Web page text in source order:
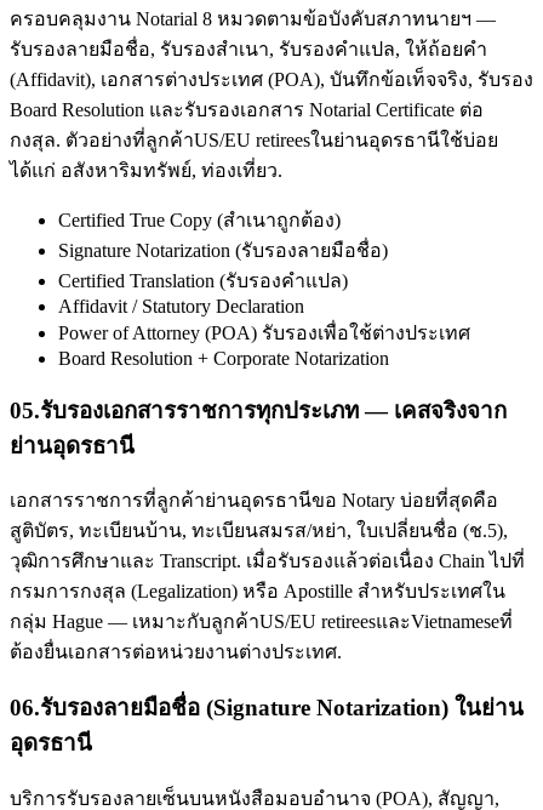
ครอบคลุมงาน Notarial 8 หมวดตามข้อบังคับสภาทนายฯ —
รับรองลายมือชื่อ, รับรองสำเนา, รับรองคำแปล, ให้ถ้อยคำ
(Affidavit), เอกสารต่างประเทศ (POA), บันทึกข้อเท็จจริง, รับรอง
Board Resolution และรับรองเอกสาร Notarial Certificate ต่อ
กงสุล. ตัวอย่างที่ลูกค้าUS/EU retireesในย่านอุดรธานีใช้บ่อย
ได้แก่ อสังหาริมทรัพย์, ท่องเที่ยว.
Certified True Copy (สำเนาถูกต้อง)
Signature Notarization (รับรองลายมือชื่อ)
Certified Translation (รับรองคำแปล)
Affidavit / Statutory Declaration
Power of Attorney (POA) รับรองเพื่อใช้ต่างประเทศ
Board Resolution + Corporate Notarization
05.รับรองเอกสารราชการทุกประเภท — เคสจริงจาก
ย่านอุดรธานี
เอกสารราชการที่ลูกค้าย่านอุดรธานีขอ Notary บ่อยที่สุดคือ
สูติบัตร, ทะเบียนบ้าน, ทะเบียนสมรส/หย่า, ใบเปลี่ยนชื่อ (ช.5),
วุฒิการศึกษาและ Transcript. เมื่อรับรองแล้วต่อเนื่อง Chain ไปที่
กรมการกงสุล (Legalization) หรือ Apostille สำหรับประเทศใน
กลุ่ม Hague — เหมาะกับลูกค้าUS/EU retireesและVietnameseที่
ต้องยื่นเอกสารต่อหน่วยงานต่างประเทศ.
06.รับรองลายมือชื่อ (Signature Notarization) ในย่าน
อุดรธานี
บริการรับรองลายเซ็นบนหนังสือมอบอำนาจ (POA), สัญญา,